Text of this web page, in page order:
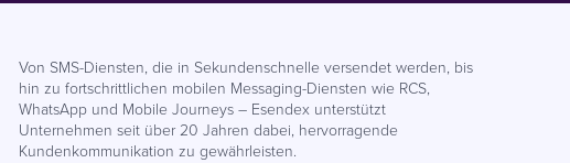
Von SMS-Diensten, die in Sekundenschnelle versendet werden, bis
hin zu fortschrittlichen mobilen Messaging-Diensten wie RCS,
WhatsApp und Mobile Journeys – Esendex unterstützt
Unternehmen seit über 20 Jahren dabei, hervorragende
Kundenkommunikation zu gewährleisten.